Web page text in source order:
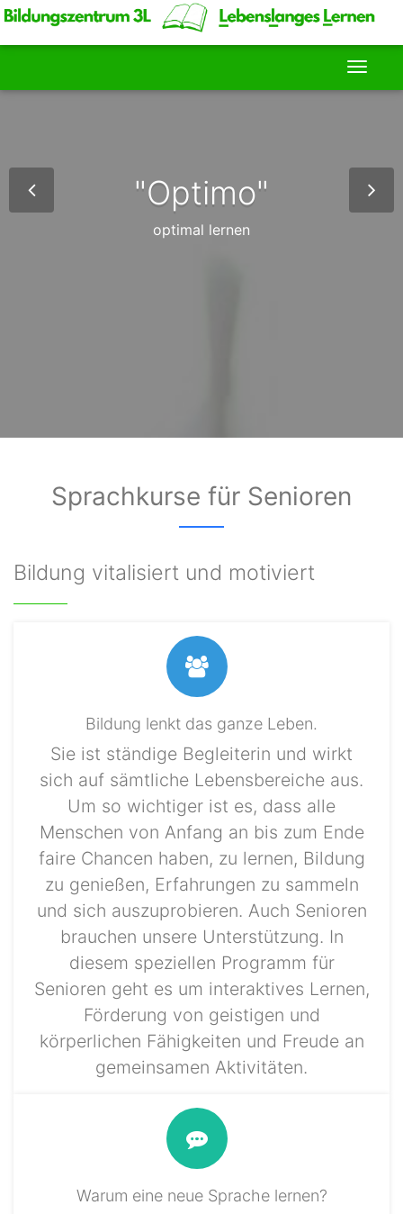
"Optimo"
optimal lernen
Lernen macht Spaß
nicht nur allein!
Sprachkurse für Senioren
Bildung vitalisiert und motiviert
Bildung lenkt das ganze Leben.
Sie ist ständige Begleiterin und wirkt
sich auf sämtliche Lebensbereiche aus.
Um so wichtiger ist es, dass alle
Menschen von Anfang an bis zum Ende
faire Chancen haben, zu lernen, Bildung
zu genießen, Erfahrungen zu sammeln
und sich auszuprobieren. Auch Senioren
brauchen unsere Unterstützung. In
diesem speziellen Programm für
Senioren geht es um interaktives Lernen,
Förderung von geistigen und
körperlichen Fähigkeiten und Freude an
gemeinsamen Aktivitäten.
Warum eine neue Sprache lernen?